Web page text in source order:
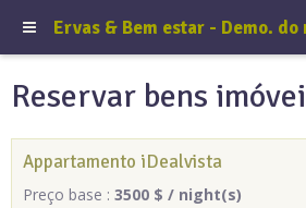
Reservar bens
Appartamento iDealvista
Preço base : 3500 $ / night(s)